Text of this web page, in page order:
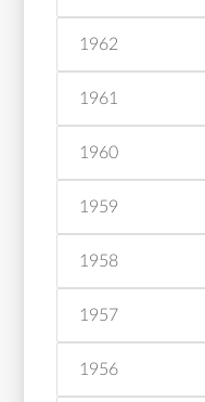
1962
1961
1960
1959
1958
1957
1956